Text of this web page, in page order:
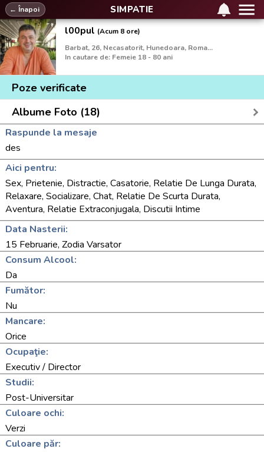
SIMPATIE
← Înapoi
l00pul (Acum 8 ore)
Barbat, 26, Necasatorit, Hunedoara, Romania
In cautare de: Femeie 18 - 80 ani
Poze verificate
Albume Foto (18)
Raspunde la mesaje
des
Aici pentru:
Sex, Prietenie, Distractie, Casatorie, Relatie De Lunga Durata,
Relaxare, Socializare, Chat, Relatie De Scurta Durata,
Aventura, Relatie Extraconjugala, Discutii Intime
Data Nasterii:
15 Februarie, Zodia Varsator
Consum Alcool:
Da
Fumător:
Nu
Mancare:
Orice
Ocupaţie:
Executiv / Director
Studii:
Post-Universitar
Culoare ochi:
Verzi
Culoare păr: